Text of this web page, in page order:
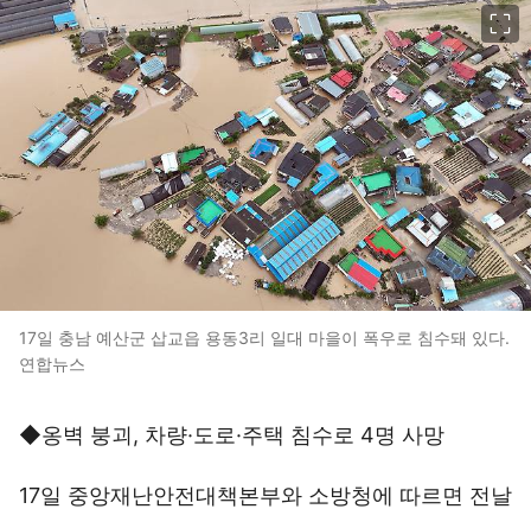
17일 충남 예산군 삽교읍 용동3리 일대 마을이 폭우로 침수돼 있다.
연합뉴스
◆옹벽 붕괴, 차량·도로·주택 침수로 4명 사망
17일 중앙재난안전대책본부와 소방청에 따르면 전날